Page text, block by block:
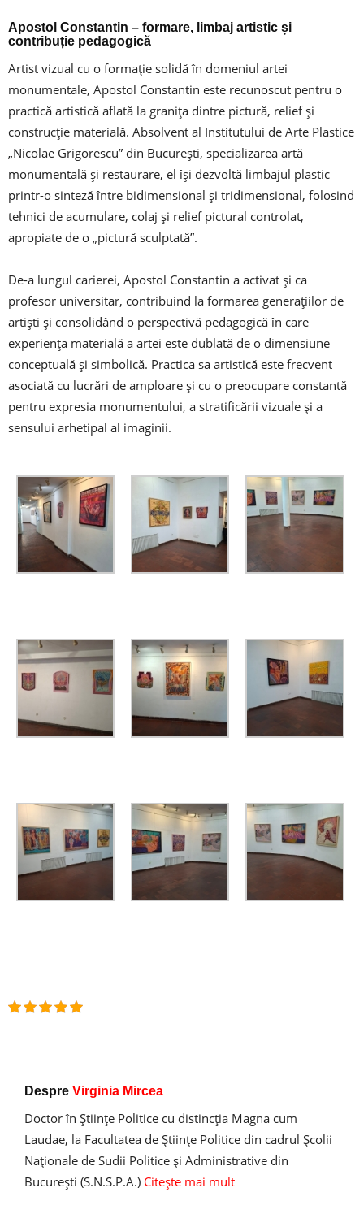
Apostol Constantin – formare, limbaj artistic și
contribuție pedagogică
Artist vizual cu o formație solidă în domeniul artei
monumentale, Apostol Constantin este recunoscut pentru o
practică artistică aflată la granița dintre pictură, relief și
construcție materială. Absolvent al Institutului de Arte Plastice
„Nicolae Grigorescu” din București, specializarea artă
monumentală și restaurare, el își dezvoltă limbajul plastic
printr-o sinteză între bidimensional și tridimensional, folosind
tehnici de acumulare, colaj și relief pictural controlat,
apropiate de o „pictură sculptată”.
De-a lungul carierei, Apostol Constantin a activat și ca
profesor universitar, contribuind la formarea generațiilor de
artiști și consolidând o perspectivă pedagogică în care
experiența materială a artei este dublată de o dimensiune
conceptuală și simbolică. Practica sa artistică este frecvent
asociată cu lucrări de amploare și cu o preocupare constantă
pentru expresia monumentului, a stratificării vizuale și a
sensului arhetipal al imaginii.
Despre Virginia Mircea
Doctor în Ştiinţe Politice cu distincţia Magna cum
Laudae, la Facultatea de Ştiinţe Politice din cadrul Şcolii
Naţionale de Sudii Politice şi Administrative din
Bucureşti (S.N.S.P.A.) Citește mai mult